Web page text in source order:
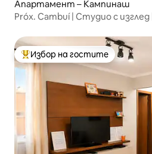
Апартамент – Кампинаш
Próx. Cambuí | Студио с
Най-популярен избор на
Избор на гостите